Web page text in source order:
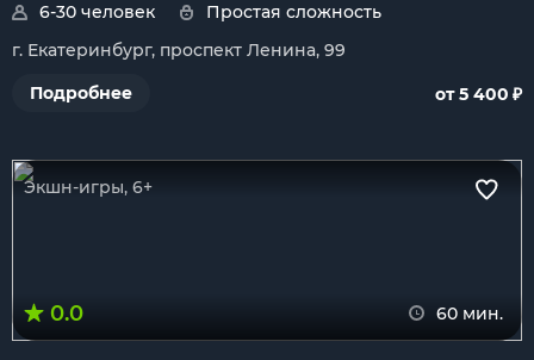
6-30 человек
Простая сложность
г. Екатеринбург, проспект Ленина, 99
Подробнее
от 5 400 ₽
Экшн-игры, 6+
0.0 60 мин.